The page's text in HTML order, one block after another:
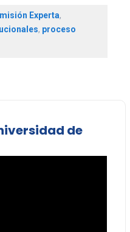
Experta,
, proceso
de